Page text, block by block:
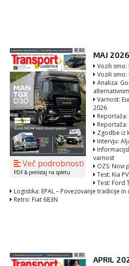
Več podrobnosti
PDF & prelistaj na spletu
MAJ 2026
Vozili smo:
Vozili smo:
Analiza:
Varnost:
2026
Zgodbe iz
Intervju:
varnost
OZS: Novi
Test: Kia
Test: Ford
Logistika: EPAL – Povezovanje tradicije
Retro: Fiat 683N
APRIL